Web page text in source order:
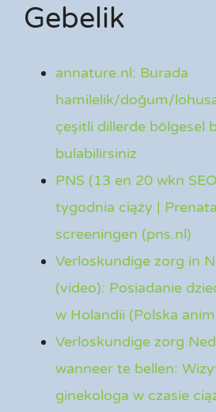
Gebelik
annature.nl: Burada
hamilelik/doğum/
çeşitli dillerde bölgesel
bulabilirsiniz
PNS (13 en 20 wkn
tygodnia ciąży |
screeningen (pns.nl)
Verloskundige zorg in
(video): Posiadanie
w Holandii (Polska
Verloskundige zorg
wanneer te bellen:
ginekologa w czasie